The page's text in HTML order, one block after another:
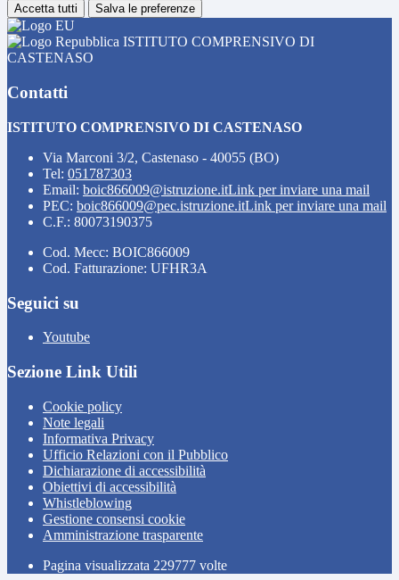
Accetta tutti Salva le preferenze
ISTITUTO COMPRENSIVO DI
CASTENASO
Contatti
ISTITUTO COMPRENSIVO DI CASTENASO
Via Marconi 3/2, Castenaso - 40055 (BO)
Tel: 051787303
Email: boic866009@istruzione.itLink per inviare una mail
PEC: boic866009@pec.istruzione.itLink per inviare una mail
C.F.: 80073190375
Cod. Mecc: BOIC866009
Cod. Fatturazione: UFHR3A
Seguici su
Youtube
Sezione Link Utili
Cookie policy
Note legali
Informativa Privacy
Ufficio Relazioni con il Pubblico
Dichiarazione di accessibilità
Obiettivi di accessibilità
Whistleblowing
Gestione consensi cookie
Amministrazione trasparente
Pagina visualizzata 229777 volte